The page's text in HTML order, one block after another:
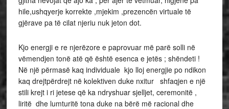
hile,ushqyerje korrekte ,mjekim ,prezencën virtuale të
gjërave pa të cilat njeriu nuk jeton dot.
Kjo energji e re njerëzore e paprovuar më parë solli në
vëmendjen tonë atë që është esenca e jetës ; shëndeti !
Në një përmasë kaq individuale kjo lloj energjie po ndikon
kaq drejtpërdrejt në kolektiven duke nxitur shfaqjen e një
stili krejt i ri jetese që ka ndryshuar sjelljet, ceremonitë ,
liritë dhe lumturitë tona duke na bërë më racional dhe